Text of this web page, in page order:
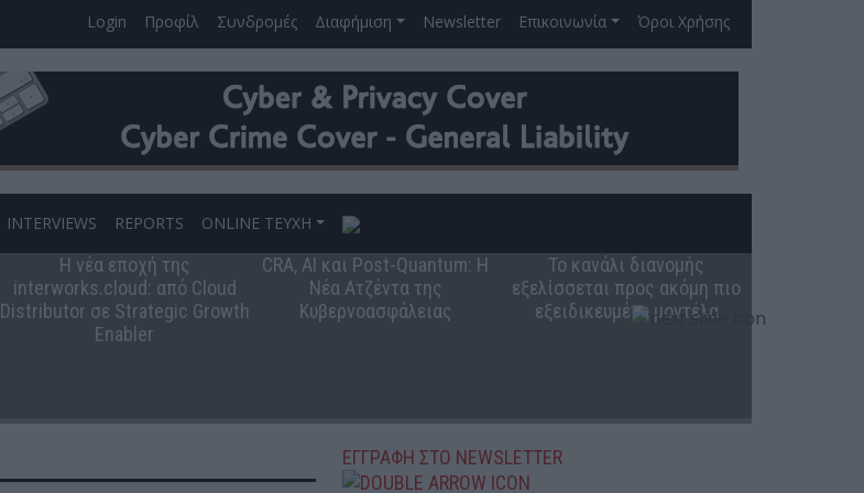
Login Προφίλ Συνδρομές Διαφήμιση Newsletter Επικοινωνία Όροι Χρήσης
INTERVIEWS REPORTS ONLINE ΤΕΥΧΗ
Η νέα εποχή της
interworks.cloud: από Cloud
Distributor σε Strategic Growth
Enabler
CRA, AI και Post-Quantum: Η
Νέα Ατζέντα της
Κυβερνοασφάλειας
Το κανάλι διανομής
εξελίσσεται προς ακόμη πιο
εξειδικευμένα μοντέλα
ΕΓΓΡΑΦΗ ΣΤΟ NEWSLETTER